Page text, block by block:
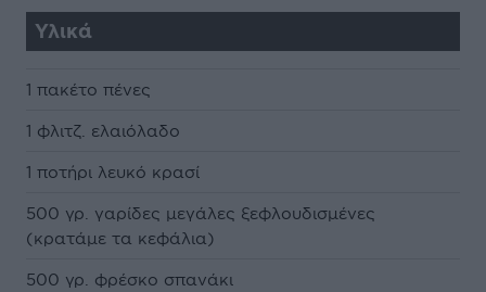
Υλικά
1 πακέτο πένες
1 φλιτζ. ελαιόλαδο
1 ποτήρι λευκό κρασί
500 γρ. γαρίδες μεγάλες ξεφλουδισμένες
(κρατάμε τα κεφάλια)
500 γρ. φρέσκο σπανάκι